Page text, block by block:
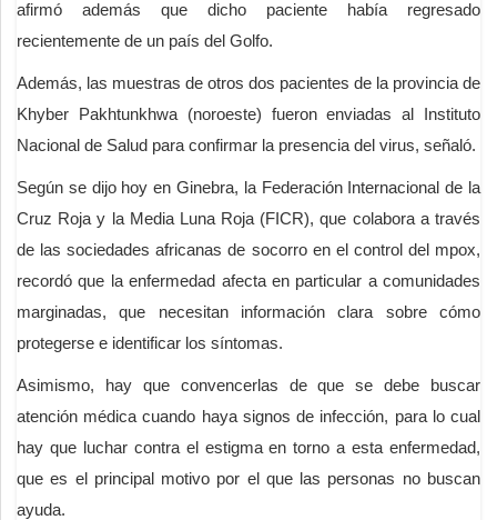
afirmó además que dicho paciente había regresado
recientemente de un país del Golfo.
Además, las muestras de otros dos pacientes de la provincia de
Khyber Pakhtunkhwa (noroeste) fueron enviadas al Instituto
Nacional de Salud para confirmar la presencia del virus, señaló.
Según se dijo hoy en Ginebra, la Federación Internacional de la
Cruz Roja y la Media Luna Roja (FICR), que colabora a través
de las sociedades africanas de socorro en el control del mpox,
recordó que la enfermedad afecta en particular a comunidades
marginadas, que necesitan información clara sobre cómo
protegerse e identificar los síntomas.
Asimismo, hay que convencerlas de que se debe buscar
atención médica cuando haya signos de infección, para lo cual
hay que luchar contra el estigma en torno a esta enfermedad,
que es el principal motivo por el que las personas no buscan
ayuda.